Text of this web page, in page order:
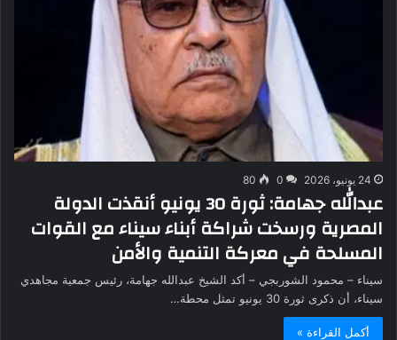
24 يونيو، 2026 0
80
عبدالله جهامة: ثورة 30 يونيو أنقذت الدولة
المصرية ورسخت شراكة أبناء سيناء مع القوات
المسلحة في معركة التنمية والأمن
سيناء – محمود الشوربجي – أكد الشيخ عبدالله جهامة، رئيس جمعية مجاهدي
سيناء، أن ذكرى ثورة 30 يونيو تمثل محطة…
أكمل القراءة »